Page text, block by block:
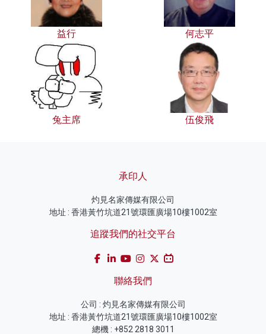
益行 何志平
兔主席 伍俊飛
承印人
灼見名家傳媒有限公司
地址 : 香港黃竹坑道21號環匯廣場10樓1002室
追蹤我們的社交平台
聯絡我們
公司 : 灼見名家傳媒有限公司
地址 : 香港黃竹坑道21號環匯廣場10樓1002室
總機 : +852 2818 3011